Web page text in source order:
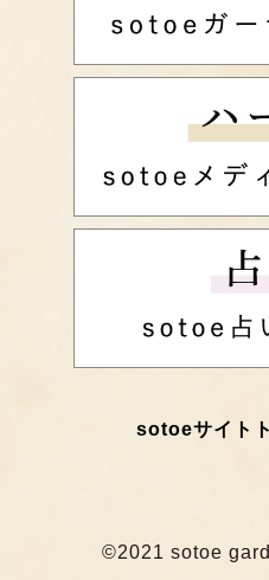
sotoeサイト
©2021 sotoe